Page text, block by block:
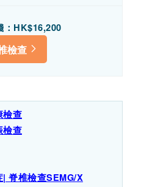
：HK$16,200
檢查
檢查
檢查
脊椎檢查SEMG/X